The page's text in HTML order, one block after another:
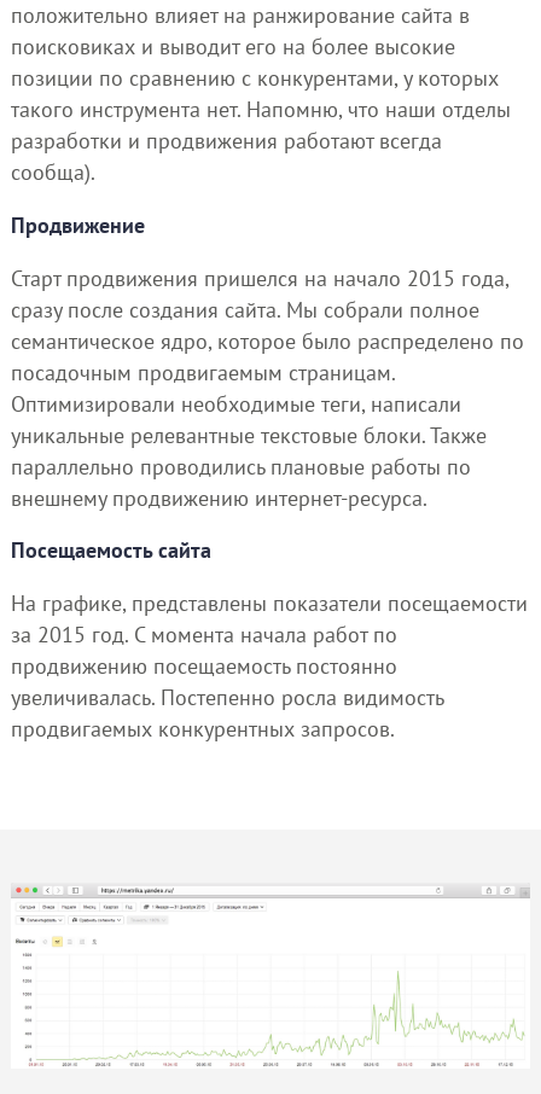
положительно влияет на ранжирование сайта в
поисковиках и выводит его на более высокие
позиции по сравнению с конкурентами, у которых
такого инструмента нет. Напомню, что наши отделы
разработки и продвижения работают всегда
сообща).
Продвижение
Старт продвижения пришелся на начало 2015 года,
сразу после создания сайта. Мы собрали полное
семантическое ядро, которое было распределено по
посадочным продвигаемым страницам.
Оптимизировали необходимые теги, написали
уникальные релевантные текстовые блоки. Также
параллельно проводились плановые работы по
внешнему продвижению интернет-ресурса.
Посещаемость сайта
На графике, представлены показатели посещаемости
за 2015 год. С момента начала работ по
продвижению посещаемость постоянно
увеличивалась. Постепенно росла видимость
продвигаемых конкурентных запросов.